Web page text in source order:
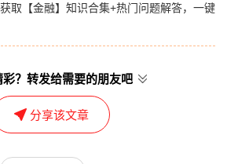
取【金融】知识合集+热门问题解答，一键
彩？转发给需要的朋友吧
分享该文章